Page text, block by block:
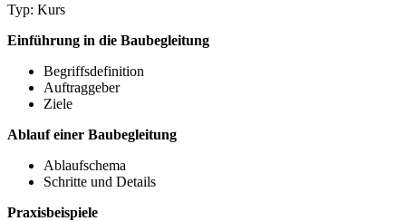
Typ: Kurs
Einführung in die Baubegleitung
Begriffsdefinition
Auftraggeber
Ziele
Ablauf einer Baubegleitung
Ablaufschema
Schritte und Details
Praxisbeispiele